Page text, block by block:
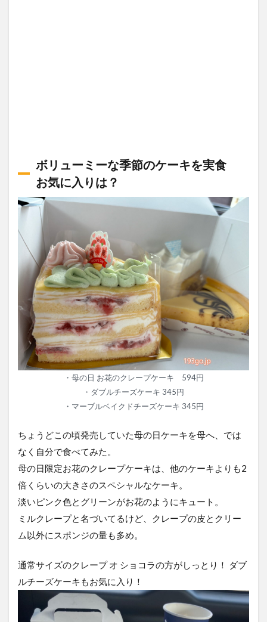
ボリューミーな季節のケーキを実食
お気に入りは？
・母の日 お花のクレープケーキ 594円
・ダブルチーズケーキ 345円
・マーブルベイクドチーズケーキ 345円
ちょうどこの頃発売していた母の日ケーキを母へ、では
なく自分で食べてみた。
母の日限定お花のクレープケーキは、他のケーキよりも2
倍くらいの大きさのスペシャルなケーキ。
淡いピンク色とグリーンがお花のようにキュート。
ミルクレープと名づいてるけど、クレープの皮とクリー
ム以外にスポンジの量も多め。
通常サイズのクレープ オ ショコラの方がしっとり！ ダブ
ルチーズケーキもお気に入り！